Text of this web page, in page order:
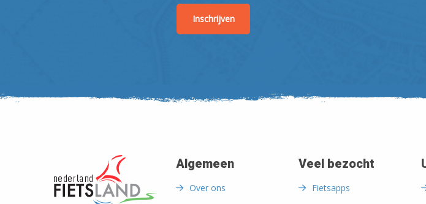
Algemeen
Over ons
Veel bezocht
Fietsapps